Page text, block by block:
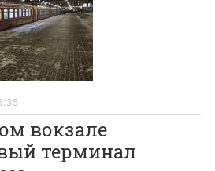
вокзале
терминал